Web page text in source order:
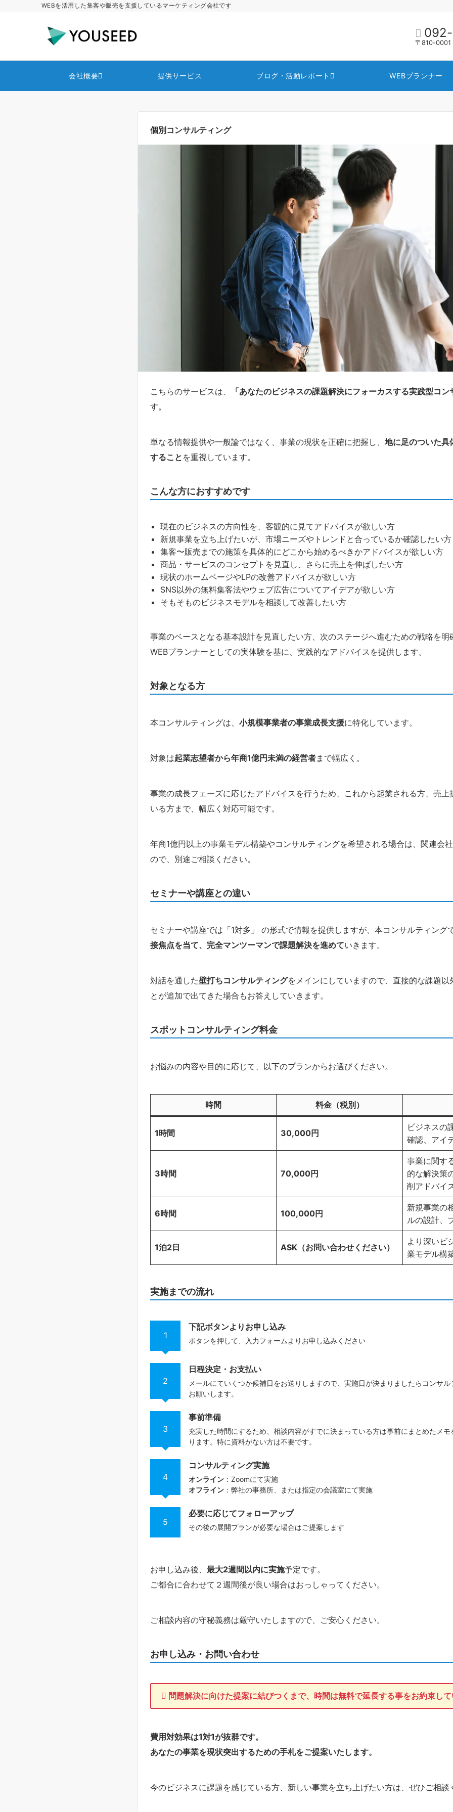
WEBを活用した集客や販売を支援しているマーケティング会社です
〒810-0001
会社概要 提供サービス ブログ・活動レポート WEBプランナー
個別コンサルティング
こちらのサービスは、 「あなたのビジネスの課題解決にフォーカスする実践型コン
す。
単なる情報提供や一般論ではなく、事業の現状を正確に把握し、 地に足のついた具
すること を重視しています。
こんな方におすすめです
現在のビジネスの方向性を、客観的に見てアドバイスが欲しい方
新規事業を立ち上げたいが、市場ニーズやトレンドと合っているか確認したい方
集客〜販売までの施策を具体的にどこから始めるべきかアドバイスが欲しい方
商品・サービスのコンセプトを見直し、さらに売上を伸ばしたい方
現状のホームページやLPの改善アドバイスが欲しい方
SNS以外の無料集客法やウェブ広告についてアイデアが欲しい方
そもそものビジネスモデルを相談して改善したい方
事業のベースとなる基本設計を見直したい方、次のステージへ進むための戦略を明
WEBプランナーとしての実体験を基に、実践的なアドバイスを提供します。
対象となる方
本コンサルティングは、 小規模事業者の事業成長支援に特化しています。
対象は起業志望者から年商1億円未満の経営者まで幅広く。
事業の成長フェーズに応じたアドバイスを行うため、これから起業される方、売上
いる方まで、幅広く対応可能です。
年商1億円以上の事業モデル構築やコンサルティングを希望される場合は、関連会
ので、別途ご相談ください。
セミナーや講座との違い
セミナーや講座では「1対多」 の形式で情報を提供しますが、本コンサルティング
接焦点を当て、完全マンツーマンで課題解決を進めていきます。
対話を通した壁打ちコンサルティングをメインにしていますので、直接的な課題以
とが追加で出てきた場合もお答えしていきます。
スポットコンサルティング料金
お悩みの内容や目的に応じて、以下のプランからお選びください。
時間 料金（税別）
1時間 30,000円
ビジネスの
確認、アイ
3時間 70,000円
事業に関す
的な解決策
削アドバイ
6時間 100,000円
新規事業の
ルの設計、
1泊2日 ASK（お問い合わせください）
より深いビ
業モデル構
実施までの流れ
1
下記ボタンよりお申し込み
ボタンを押して、入力フォームよりお申し込みください
2
日程決定・お支払い
メールにていくつか候補日をお送りしますので、実施日が決まりましたらコンサ
お願いします。
3
事前準備
充実した時間にするため、相談内容がすでに決まっている方は事前にまとめたメ
ります。特に資料がない方は不要です。
4
コンサルティング実施
オンライン ：Zoomにて実施
オフライン ：弊社の事務所、または指定の会議室にて実施
5
必要に応じてフォローアップ
その後の展開プランが必要な場合はご提案します
お申し込み後、 最大2週間以内に実施予定です。
ご都合に合わせて２週間後が良い場合はおっしゃってください。
ご相談内容の守秘義務は厳守いたしますので、ご安心ください。
お申し込み・お問い合わせ
問題解決に向けた提案に結びつくまで、時間は無料で延長する事をお約束して
費用対効果は1対1が抜群です。
あなたの事業を現状突出するための手札をご提案いたします。
今のビジネスに課題を感じている方、新しい事業を立ち上げたい方は、ぜひご相談